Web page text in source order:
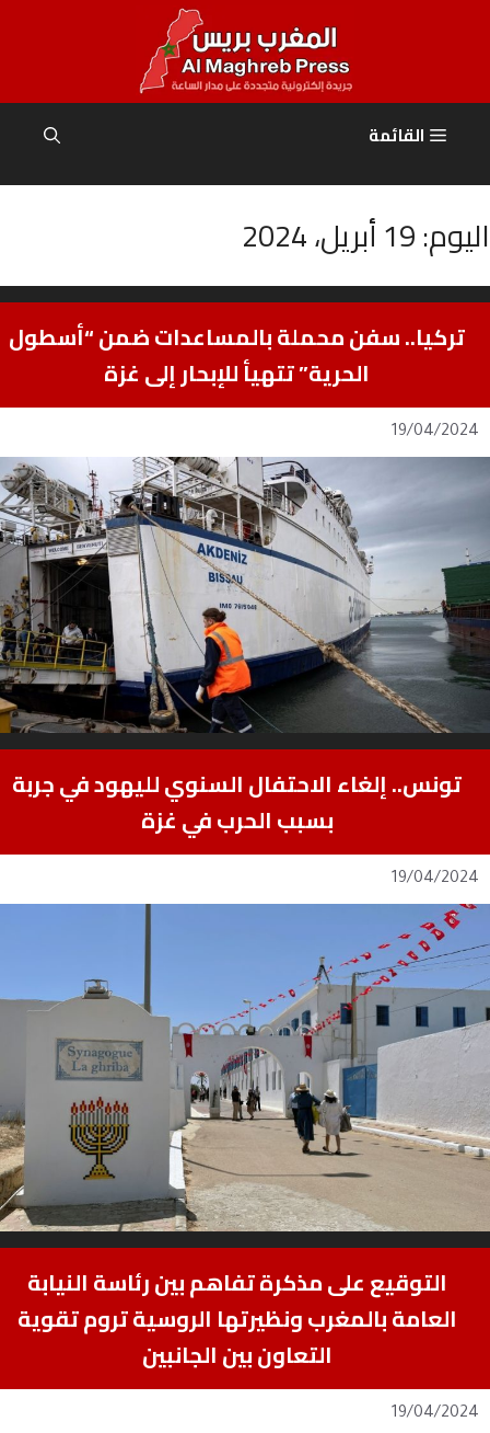
القائمة
اليوم:19 أبريل، 2024
تركيا.. سفن محملة بالمساعدات ضمن “أسطول
الحرية” تتهيأ للإبحار إلى غزة
19/04/2024
تونس.. إلغاء الاحتفال السنوي لليهود في جربة
بسبب الحرب في غزة
19/04/2024
التوقيع على مذكرة تفاهم بين رئاسة النيابة
العامة بالمغرب ونظيرتها الروسية تروم تقوية
التعاون بين الجانبين
19/04/2024